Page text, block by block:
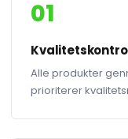
01
Alle produkter
prioriterer